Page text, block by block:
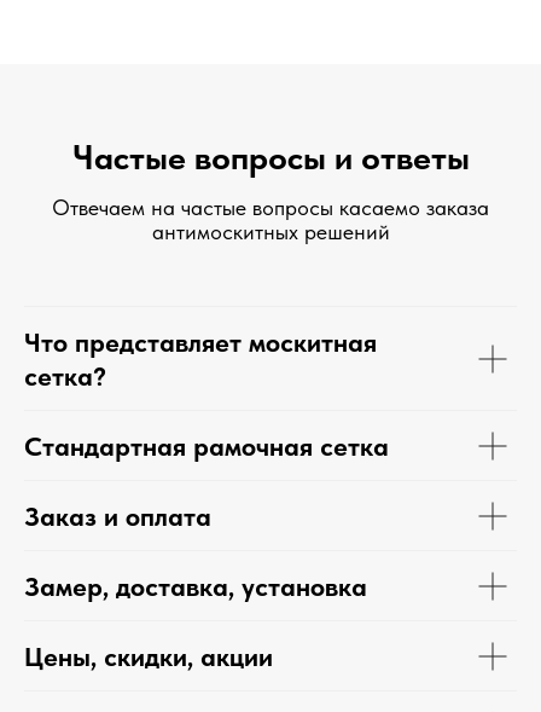
Частые вопросы и ответы
Отвечаем на частые вопросы касаемо заказа
антимоскитных решений
Что представляет москитная
сетка?
Стандартная рамочная сетка
Заказ и оплата
Замер, доставка, установка
Цены, скидки, акции